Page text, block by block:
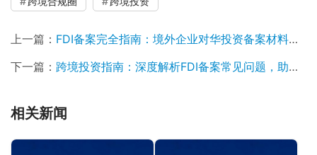
上一篇： FDI备案完全指南：境外企业对华投资备案材料清单及流程详解
下一篇： 跨境投资指南：深度解析FDI备案常见问题，助你高效合规
相关新闻